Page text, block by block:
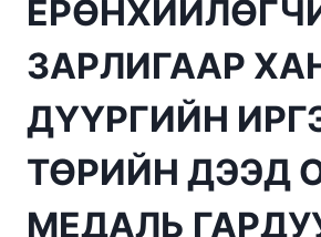
ЗАРЛИГААР
ДҮҮРГИЙН
ТӨРИЙН ДЭЭД
МЕДАЛЬ